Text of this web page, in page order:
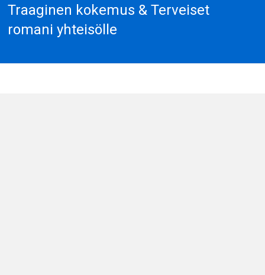
Traaginen kokemus & Terveiset
romani yhteisölle